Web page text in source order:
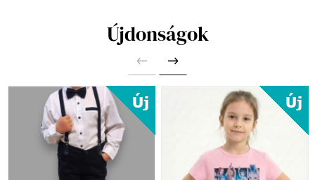
Újdonságok